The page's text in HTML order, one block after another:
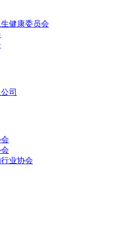
健康委员会
司
业协会